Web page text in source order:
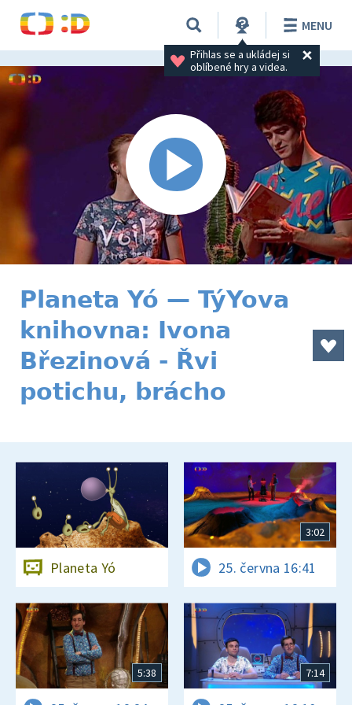
Přihlas se a ukládej si
oblíbené hry a videa.
MENU
Planeta Yó — TýYova
knihovna: Ivona
Březinová - Řvi
potichu, brácho
Planeta Yó
3:02
25. června 16:41
5:38 7:14